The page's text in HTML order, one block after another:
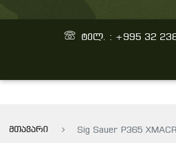
ტელ. : +995 32
მთავარი Sig Sauer P365